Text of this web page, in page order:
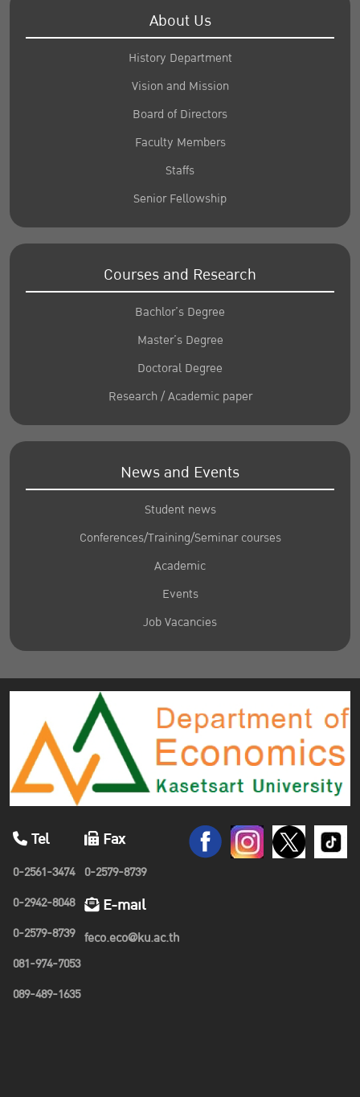
About Us
History Department
Vision and Mission
Board of Directors
Faculty Members
Staffs
Senior Fellowship
Courses and Research
Bachlor’s Degree
Master’s Degree
Doctoral Degree
Research / Academic paper
News and Events
Student news
Conferences/Training/Seminar courses
Academic
Events
Job Vacancies
Tel
0-2561-3474
0-2942-8048
0-2579-8739
081-974-7053
089-489-1635
Fax
0-2579-8739
E-mail
feco.eco@ku.ac.th